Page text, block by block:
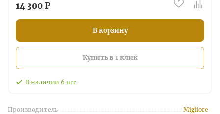
14 300 ₽
В корзину
Купить в 1 клик
В наличии 6 шт
Производитель Migliore